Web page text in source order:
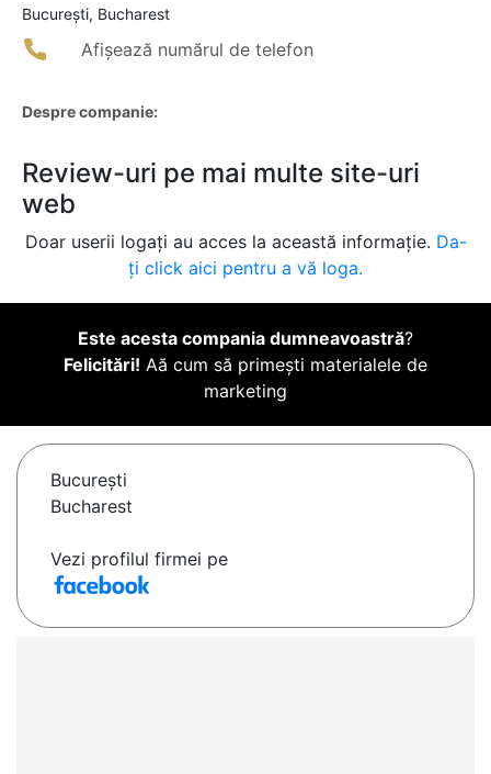
Bucureşti, Bucharest
Afișează numărul de telefon
Despre companie:
Review-uri pe mai multe site-uri
web
Doar userii logați au acces la această informație. Da-
ți click aici pentru a vă loga.
Este acesta compania dumneavoastră?
Felicitări! Aă cum să primești materialele de
marketing
Bucureşti
Bucharest
Vezi profilul firmei pe